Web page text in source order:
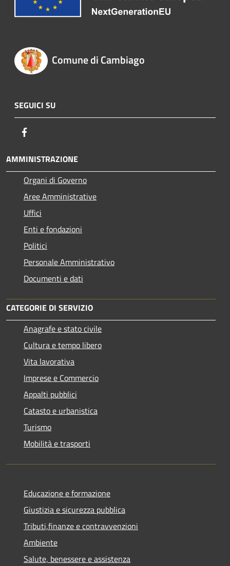
Comune di Cambiago
SEGUICI SU
AMMINISTRAZIONE
Organi di Governo
Aree Amministrative
Uffici
Enti e fondazioni
Politici
Personale Amministrativo
Documenti e dati
CATEGORIE DI SERVIZIO
Anagrafe e stato civile
Cultura e tempo libero
Vita lavorativa
Imprese e Commercio
Appalti pubblici
Catasto e urbanistica
Turismo
Mobilità e trasporti
Educazione e formazione
Giustizia e sicurezza pubblica
Tributi,finanze e contravvenzioni
Ambiente
Salute, benessere e assistenza